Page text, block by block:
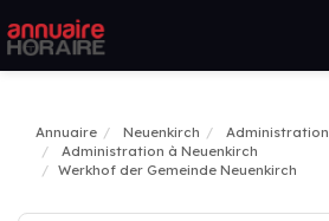
Annuaire Neuenkirch
Administration
Administration à Neuenkirch
Werkhof der Gemeinde Neuenkirch